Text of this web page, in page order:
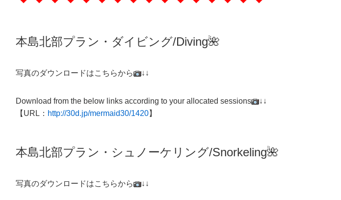
本島北部プラン・ダイビング/Diving🌺
写真のダウンロードはこちらから ↓↓
Download from the below links according to your allocated sessions
↓↓
【URL： http://30d.jp/mermaid30/1420】
本島北部プラン・ シュノーケリング/Snorkeling🌺
写真のダウンロードはこちらから ↓↓